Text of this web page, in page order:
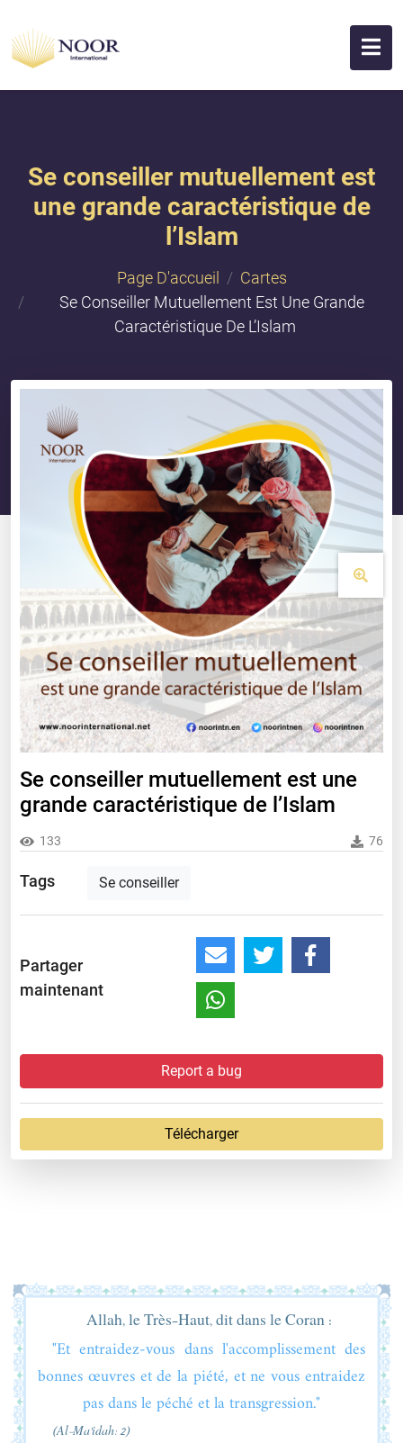
Se conseiller mutuellement est
une grande caractéristique de
l’Islam
Page D'accueil
Cartes
Se Conseiller Mutuellement Est Une Grande
Caractéristique De L’Islam
Se conseiller mutuellement est une
grande caractéristique de l’Islam
133 76
Tags Se conseiller
Partager
maintenant
Report a bug
Télécharger
Allah, le Très-Haut, dit dans le Coran :
"Et entraidez-vous dans l'accomplissement des
bonnes œuvres et de la piété, et ne vous entraidez
pas dans le péché et la transgression."
(Al-Ma'idah: 2)